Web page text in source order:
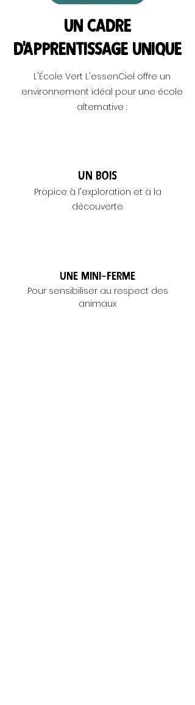
Un cadre
d'apprentissage unique
L'École Vert L'essenCiel offre un
environnement idéal pour une école
alternative :
Un bois
Propice à l'exploration et à la
découverte
Une mini-ferme
Pour sensibiliser au respect des
animaux